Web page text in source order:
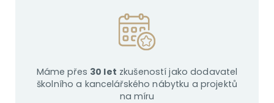
Máme přes 30 let zkušeností jako dodavatel
školního a kancelářského nábytku a projektů
na míru